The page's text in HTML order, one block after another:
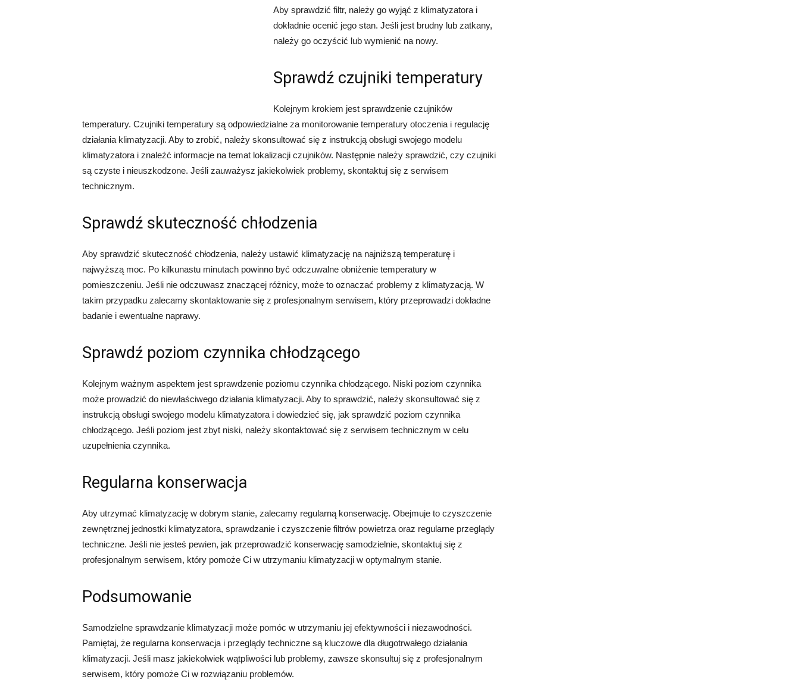
Aby sprawdzić filtr, należy go wyjąć z klimatyzatora i
dokładnie ocenić jego stan. Jeśli jest brudny lub zatkany,
należy go oczyścić lub wymienić na nowy.
Sprawdź czujniki temperatury
Kolejnym krokiem jest sprawdzenie czujników
temperatury. Czujniki temperatury są odpowiedzialne za monitorowanie temperatury otoczenia i regulację
działania klimatyzacji. Aby to zrobić, należy skonsultować się z instrukcją obsługi swojego modelu
klimatyzatora i znaleźć informacje na temat lokalizacji czujników. Następnie należy sprawdzić, czy czujniki
są czyste i nieuszkodzone. Jeśli zauważysz jakiekolwiek problemy, skontaktuj się z serwisem
technicznym.
Sprawdź skuteczność chłodzenia
Aby sprawdzić skuteczność chłodzenia, należy ustawić klimatyzację na najniższą temperaturę i
najwyższą moc. Po kilkunastu minutach powinno być odczuwalne obniżenie temperatury w
pomieszczeniu. Jeśli nie odczuwasz znaczącej różnicy, może to oznaczać problemy z klimatyzacją. W
takim przypadku zalecamy skontaktowanie się z profesjonalnym serwisem, który przeprowadzi dokładne
badanie i ewentualne naprawy.
Sprawdź poziom czynnika chłodzącego
Kolejnym ważnym aspektem jest sprawdzenie poziomu czynnika chłodzącego. Niski poziom czynnika
może prowadzić do niewłaściwego działania klimatyzacji. Aby to sprawdzić, należy skonsultować się z
instrukcją obsługi swojego modelu klimatyzatora i dowiedzieć się, jak sprawdzić poziom czynnika
chłodzącego. Jeśli poziom jest zbyt niski, należy skontaktować się z serwisem technicznym w celu
uzupełnienia czynnika.
Regularna konserwacja
Aby utrzymać klimatyzację w dobrym stanie, zalecamy regularną konserwację. Obejmuje to czyszczenie
zewnętrznej jednostki klimatyzatora, sprawdzanie i czyszczenie filtrów powietrza oraz regularne przeglądy
techniczne. Jeśli nie jesteś pewien, jak przeprowadzić konserwację samodzielnie, skontaktuj się z
profesjonalnym serwisem, który pomoże Ci w utrzymaniu klimatyzacji w optymalnym stanie.
Podsumowanie
Samodzielne sprawdzanie klimatyzacji może pomóc w utrzymaniu jej efektywności i niezawodności.
Pamiętaj, że regularna konserwacja i przeglądy techniczne są kluczowe dla długotrwałego działania
klimatyzacji. Jeśli masz jakiekolwiek wątpliwości lub problemy, zawsze skonsultuj się z profesjonalnym
serwisem, który pomoże Ci w rozwiązaniu problemów.